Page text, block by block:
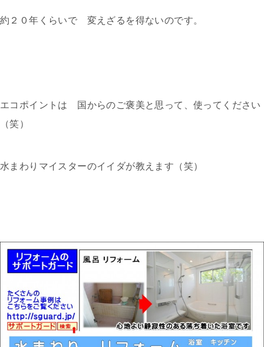
約２０年くらいで 変えざるを得ないのです。
エコポイントは 国からのご褒美と思って、使ってください
（笑）
水まわりマイスターのイイダが教えます（笑）